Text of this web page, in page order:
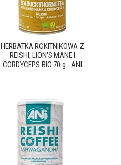
HERBATKA ROKITNIKOWA Z
REISHI, LION'S MANE I
CORDYCEPS BIO 70 g - ANI